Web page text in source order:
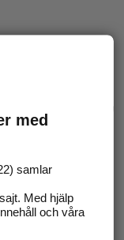
med
samlar
Med hjälp
och våra